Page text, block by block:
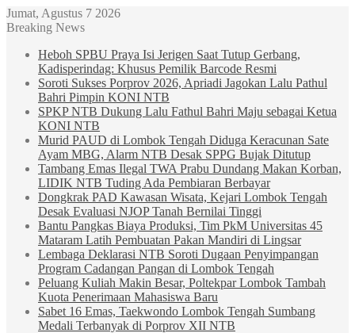
Jumat, Agustus 7 2026
Breaking News
Heboh SPBU Praya Isi Jerigen Saat Tutup Gerbang,
Kadisperindag: Khusus Pemilik Barcode Resmi
Soroti Sukses Porprov 2026, Apriadi Jagokan Lalu Pathul
Bahri Pimpin KONI NTB
SPKP NTB Dukung Lalu Fathul Bahri Maju sebagai Ketua
KONI NTB
Murid PAUD di Lombok Tengah Diduga Keracunan Sate
Ayam MBG, Alarm NTB Desak SPPG Bujak Ditutup
Tambang Emas Ilegal TWA Prabu Dundang Makan Korban,
LIDIK NTB Tuding Ada Pembiaran Berbayar
Dongkrak PAD Kawasan Wisata, Kejari Lombok Tengah
Desak Evaluasi NJOP Tanah Bernilai Tinggi
Bantu Pangkas Biaya Produksi, Tim PkM Universitas 45
Mataram Latih Pembuatan Pakan Mandiri di Lingsar
Lembaga Deklarasi NTB Soroti Dugaan Penyimpangan
Program Cadangan Pangan di Lombok Tengah
Peluang Kuliah Makin Besar, Poltekpar Lombok Tambah
Kuota Penerimaan Mahasiswa Baru
Sabet 16 Emas, Taekwondo Lombok Tengah Sumbang
Medali Terbanyak di Porprov XII NTB